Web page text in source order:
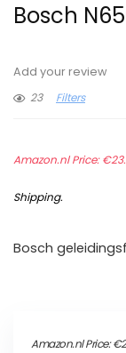
Bosch
Add your review
23
Filters
Amazon.nl Price:€
Shipping.
Bosch
Amazon.nl Price:€